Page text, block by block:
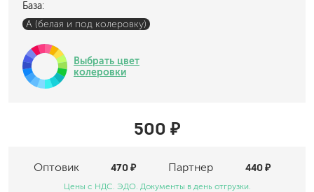
База:
A (белая и под колеровку)
Выбрать цвет
колеровки
500 ₽
Оптовик Партнер
470 ₽ 440 ₽
Цены с НДС. ЭДО. Документы в день отгрузки.